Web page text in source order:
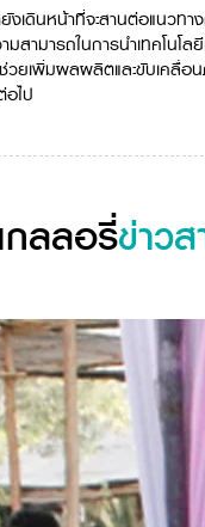
เดินหน้าที่จะสานต่อแนวทา
สามารถในการนำเทคโนโล
วยเพิ่มผลผลิตและขับเคลื่อ
ไป
กลลอรี่ข่าว